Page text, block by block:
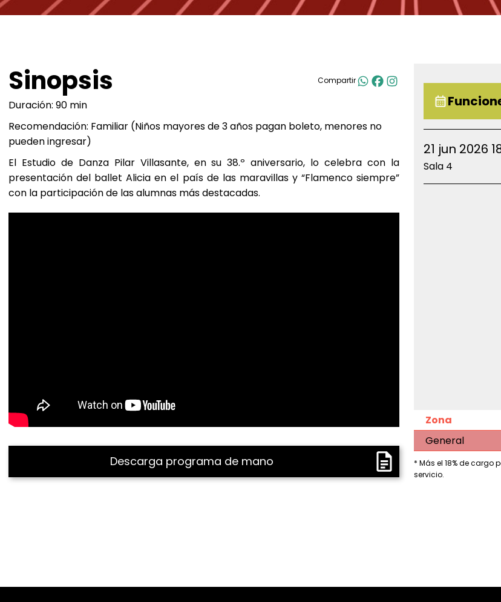
Sinopsis Compartir
Duración: 90 min
Recomendación: Familiar (Niños mayores de 3 años pagan boleto, menores no
pueden ingresar)
El Estudio de Danza Pilar Villasante, en su 38.º aniversario, lo celebra con la
presentación del ballet Alicia en el país de las maravillas y “Flamenco siempre”
con la participación de las alumnas más destacadas.
Descarga programa de mano
21 jun 2026
Sala 4
Zona
General
* Más el 18% de
servicio.